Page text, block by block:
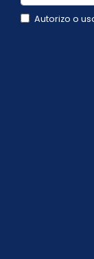
Autorizo o